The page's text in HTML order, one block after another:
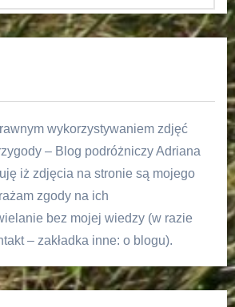
wykorzystywaniem zdjęć
– Blog podróżniczy Adriana
iż zdjęcia na stronie są mojego
zgody na ich
bez mojej wiedzy (w razie
– zakładka inne: o blogu).